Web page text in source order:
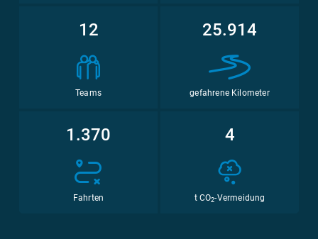
12
Teams
25.914
gefahrene Kilometer
1.370
Fahrten
4
t CO2-Vermeidung